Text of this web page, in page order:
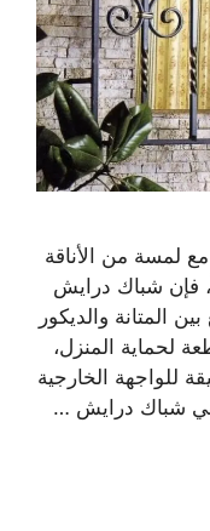
لمسة من الأناقة
فإن شباك درايش
المتانة والديكور
لحماية المنزل،
للواجهة الخارجية
شباك درايش …